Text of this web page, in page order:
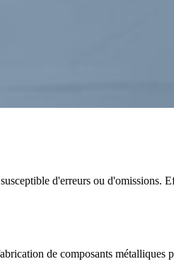
d'erreurs ou d'omissions.
de composants métalliques